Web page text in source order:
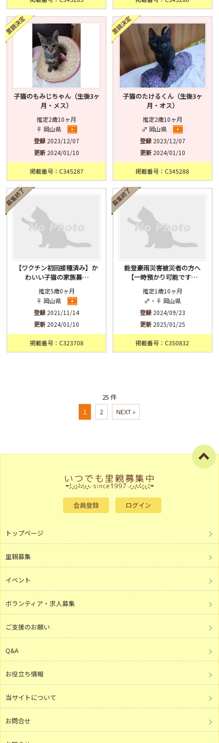
子猫のもみじちゃん（生後3ヶ
月・メス）
推定2歳10ヶ月
♀ 岡山県
登録 2023/12/07
更新 2024/01/10
掲載番号：C345287
子猫のたけるくん（生後3ヶ
月・オス）
推定2歳10ヶ月
♂ 岡山県
登録2023/12/07
更新2024/01/10
掲載番号：C345288
【ワクチン初回接種済み】か
わいい子猫の家族募…
推定5歳0ヶ月
♀ 岡山県
登録 2021/11/14
更新 2024/01/10
掲載番号：C323708
能登豪雨災害被災者の方へ
【一時預かり可能です…
推定1歳10ヶ月
♂・♀ 岡山県
登録2024/09/23
更新2025/01/25
掲載番号：C350832
25 件
1
2 NEXT »
会員登録 ログイン
トップページ
里親募集
イベント
ボランティア・求人募集
ご支援のお願い
Q&A
お役立ち情報
当サイトについて
お問合せ